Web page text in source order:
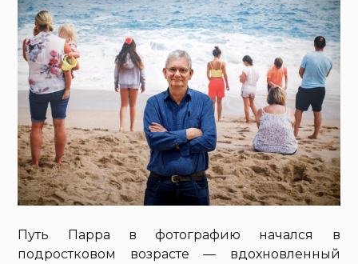
Путь Парра в фотографию начался в
подростковом возрасте — вдохновленный